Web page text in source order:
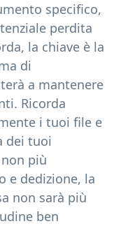
specifico,
perdita
la chiave è la
di
a mantenere
Ricorda
i tuoi file e
dei tuoi
più
e dedizione, la
non sarà più
ben